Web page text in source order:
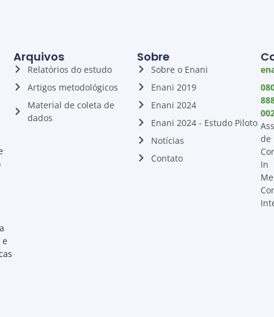
e
Sobre
Sobre o Enani
Enani 2019
Enani 2024
Enani 2024 - Estudo Piloto
Notícias
Contato
Arquivos
Relatórios do estudo
Artigos metodológicos
Material de coleta de
dados
de
In